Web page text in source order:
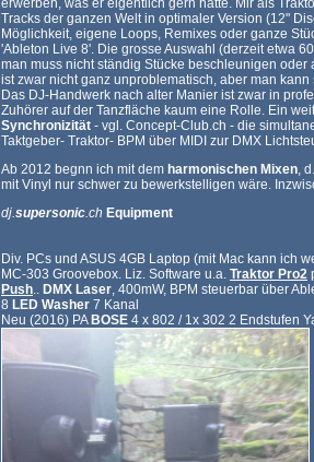
erwerben, was er eigentlich gern hätte. Mir als
Tracks der ganzen Welt in optimaler Version (12"
Möglichkeit, eigene Loops, Remixes oder ganze
'Ableton Live 8'. Die grosse Auswahl (derzeit etwa
man muss nicht ständig Stücke beschleunigen
ist zwar nicht ganz unproblematisch, aber man
Das DJ-Handwerk nach alter Manier ist zwar in
Zuhörer auf der Tanzfläche kaum eine Rolle. Ein
Synchronizität - vgl. Concept-Club.ch - die
Taktgeber- Traktor- BPM über MIDI zur DMX
Ab 2012 begnn ich mit dem harmonischen Mixen,
mit Vinyl nur schwer zu bewerkstelligen wäre.
dj.supersonic.ch Equipment
Div. PCs und ASUS 4GB Laptop (mit Mac kann ich
MC-303 Groovebox. Liz. Software u.a. Traktor Pro2
Push.. DMX Laser, 400mW, BPM steuerbar über
8 LED Washer 7 Kanal
Neu (2016) PA BOSE 4 x 802 / 1x 302 2 Endstufen